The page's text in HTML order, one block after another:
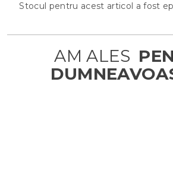
Stocul pentru acest articol a fost